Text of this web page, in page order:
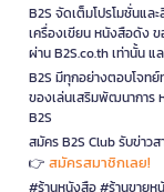
B2S จัดเต็มโปรโมชั่นแ
เครื่องเขียน หนังสือดัง
ผ่าน B2S.co.th เท่านั้น
B2S มีทุกอย่างตอบโจทย์
ของเล่นเสริมพัฒนาการ
B2S
สมัคร B2S Club รับข่าว
👉 สมัครสมาชิกเลย!
#ร้านหนังสือ #ร้านขายห